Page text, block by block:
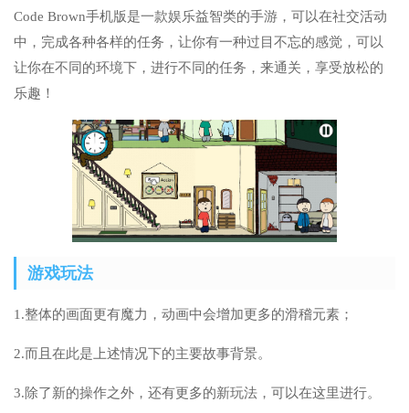
Code Brown手机版是一款娱乐益智类的手游，可以在社交活动
中，完成各种各样的任务，让你有一种过目不忘的感觉，可以
让你在不同的环境下，进行不同的任务，来通关，享受放松的
乐趣！
游戏玩法
1.整体的画面更有魔力，动画中会增加更多的滑稽元素；
2.而且在此是上述情况下的主要故事背景。
3.除了新的操作之外，还有更多的新玩法，可以在这里进行。